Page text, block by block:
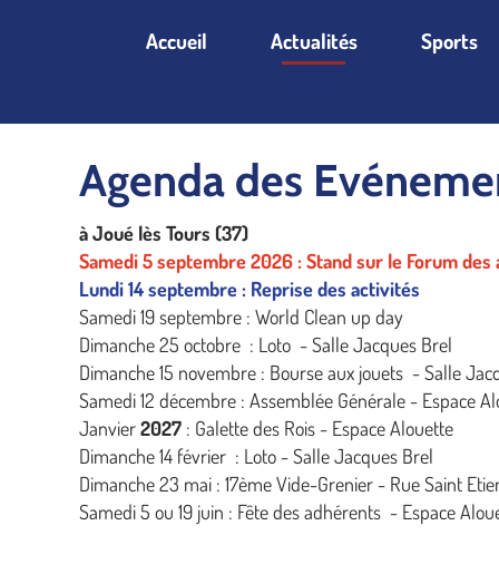
Accueil Actualités Sports
Agenda des
à Joué lès Tours (37)
Samedi 5 septembre 2026 : Stand sur le Forum
Lundi 14 septembre : Reprise des activités
Samedi 19 septembre : World Clean up day
Dimanche 25 octobre : Loto - Salle Jacques Brel
Dimanche 15 novembre : Bourse aux jouets - Salle
Samedi 12 décembre : Assemblée Générale - Espace
Janvier2027 : Galette des Rois - Espace Alouette
Dimanche 14 février : Loto - Salle Jacques Brel
Dimanche 23 mai : 17ème Vide-Grenier - Rue Saint
Samedi 5 ou 19 juin : Fête des adhérents - Espace